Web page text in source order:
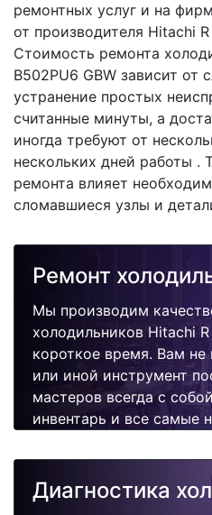
ремонтных услуг и на
от производителя Hitachi R
Стоимость ремонта
B502PU6 GBW зависит от
устранение простых
считанные минуты, а
иногда требуют от
нескольких дней работы .
ремонта влияет
сломавшиеся узлы и
Ремонт
Мы производим
холодильников Hitachi
короткое время. Вам не
или иной инструмент
мастеров всегда с
инвентарь и все самые
быстро, качественно и
Диагностика